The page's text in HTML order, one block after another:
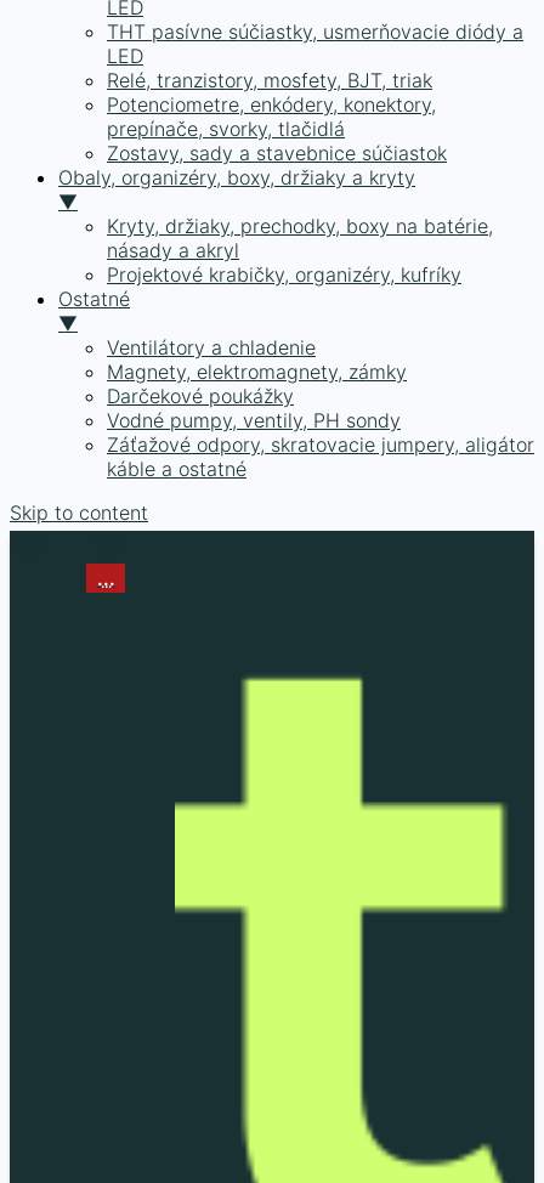
LED
THT pasívne súčiastky, usmerňovacie diódy a
LED
Relé, tranzistory, mosfety, BJT, triak
Potenciometre, enkódery, konektory,
prepínače, svorky, tlačidlá
Zostavy, sady a stavebnice súčiastok
Obaly, organizéry, boxy, držiaky a kryty
▼
Kryty, držiaky, prechodky, boxy na batérie,
násady a akryl
Projektové krabičky, organizéry, kufríky
Ostatné
▼
Ventilátory a chladenie
Magnety, elektromagnety, zámky
Darčekové poukážky
Vodné pumpy, ventily, PH sondy
Záťažové odpory, skratovacie jumpery, aligátor
káble a ostatné
Skip to content
...
...